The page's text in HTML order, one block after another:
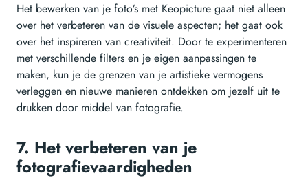
Het bewerken van je foto’s met Keopicture gaat niet alleen
over het verbeteren van de visuele aspecten; het gaat ook
over het inspireren van creativiteit. Door te experimenteren
met verschillende filters en je eigen aanpassingen te
maken, kun je de grenzen van je artistieke vermogens
verleggen en nieuwe manieren ontdekken om jezelf uit te
drukken door middel van fotografie.
7. Het verbeteren van je
fotografievaardigheden